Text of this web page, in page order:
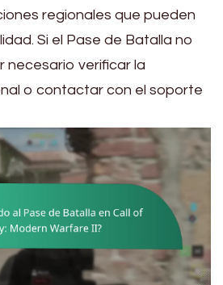
regionales que pueden
Si el Pase de Batalla no
necesario verificar la
o contactar con el soporte